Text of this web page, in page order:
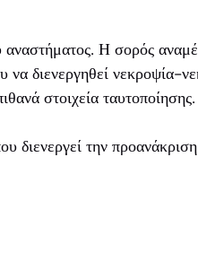
Η σορός
διενεργηθεί νεκροψία-
στοιχεία ταυτοποίησης.
διενεργεί την